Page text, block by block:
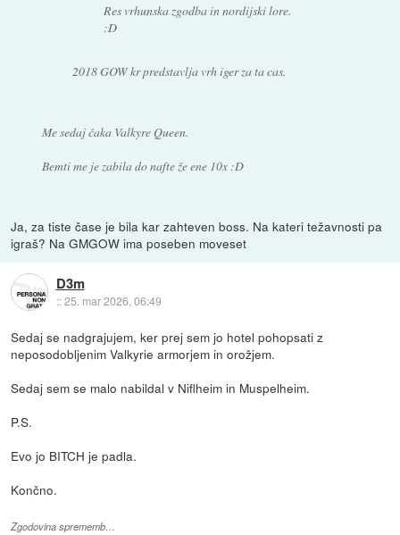
Res vrhunska zgodba in nordijski lore.
:D
2018 GOW kr predstavlja vrh iger za ta cas.
Me sedaj čaka Valkyre Queen.
Bemti me je zabila do nafte že ene 10x :D
Ja, za tiste čase je bila kar zahteven boss. Na kateri težavnosti pa
igraš? Na GMGOW ima poseben moveset
D3m
::25. mar 2026, 06:49
Sedaj se nadgrajujem, ker prej sem jo hotel pohopsati z
neposodobljenim Valkyrie armorjem in orožjem.
Sedaj sem se malo nabildal v Niflheim in Muspelheim.
P.S.
Evo jo BITCH je padla.
Končno.
Zgodovina sprememb…